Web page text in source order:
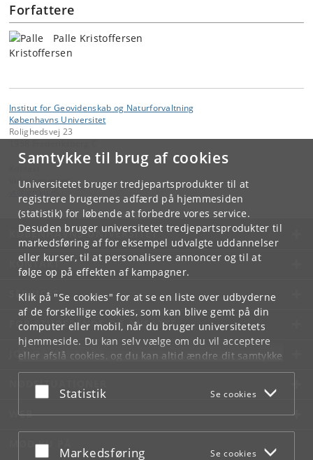
Samtykke til brug af cookies
Universitetet bruger tredjepartsprodukter til at
registrere brugernes adfærd på hjemmesiden
(statistik) for løbende at forbedre vores service.
Desuden bruger universitetet tredjepartsprodukter til
markedsføring af for eksempel udvalgte uddannelser
eller kurser, til at personalisere annoncer og til at
følge op på effekten af kampagner.
Klik på "Se cookies" for at se en liste over udbyderne
af de forskellige cookies, som kan blive gemt på din
computer eller mobil, når du bruger universitetets
hjemmeside. Du kan selv vælge om du vil acceptere
eller afslå cookies, og du kan altid ændre dit samtykke
underCookie- og privatlivspolitiksom du finder i
bunden af hver side.
Acceptér eller afslå
Statistik Se cookies
Acceptér eller afslå
Markedsføring Se cookies
Forfattere
Palle Kristoffersen
Institut for Geovidenskab og Naturforvaltning
Københavns Universitet
Rolighedsvej 23
Videntjenesten
KØBENHAVNS UNIVERSITET
KONTAKT
SERVICES
FOR STUDERENDE OG ANSATTE
JOB OG KARRIERE
NØDSITUATIONER
WEB
MØD KU PÅ